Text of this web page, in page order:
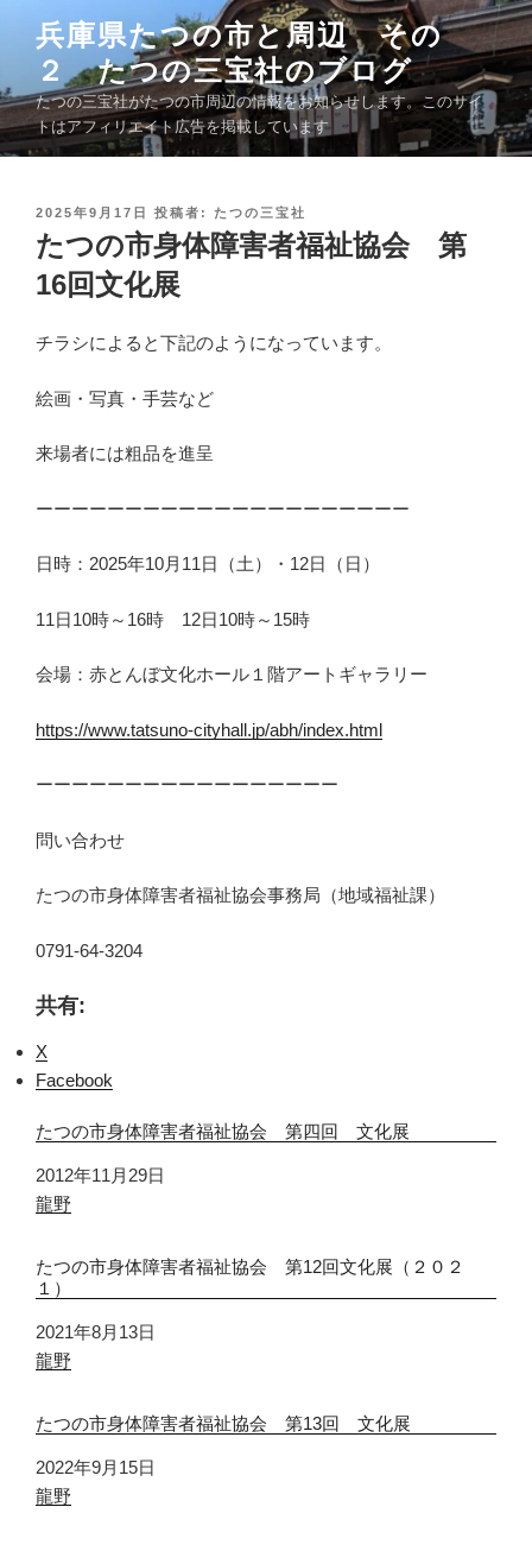
ン
ツ
へ
兵庫県たつの市と周辺 その
２ たつの三宝社のブログ
たつの三宝社がたつの市周辺の情報をお知らせします。このサイ
トはアフィリエイト広告を掲載しています
投
稿
日
:
2025年9月17日 投稿者: たつの三宝社
たつの市身体障害者福祉協会 第
16回文化展
チラシによると下記のようになっています。
絵画・写真・手芸など
来場者には粗品を進呈
ーーーーーーーーーーーーーーーーーーーーー
日時：2025年10月11日（土）・12日（日）
11日10時～16時 12日10時～15時
会場：赤とんぼ文化ホール１階アートギャラリー
https://www.tatsuno-cityhall.jp/abh/index.html
ーーーーーーーーーーーーーーーーー
問い合わせ
たつの市身体障害者福祉協会事務局（地域福祉課）
0791-64-3204
共有:
X
Facebook
たつの市身体障害者福祉協会 第四回 文化展
日付
2012年11月29日
関連理由
龍野
たつの市身体障害者福祉協会 第12回文化展（２０２
１）
日付
2021年8月13日
関連理由
龍野
たつの市身体障害者福祉協会 第13回 文化展
日付
2022年9月15日
関連理由
龍野